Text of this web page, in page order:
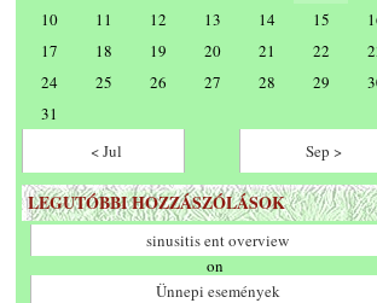
10
11 12 13 14 15
17
18 19 20 21 22
24
25 26 27 28 29
31
< Jul
Sep >
LEGUTÓBBI HOZZÁSZÓLÁSOK
sinusitis ent overview
on
Ünnepi események